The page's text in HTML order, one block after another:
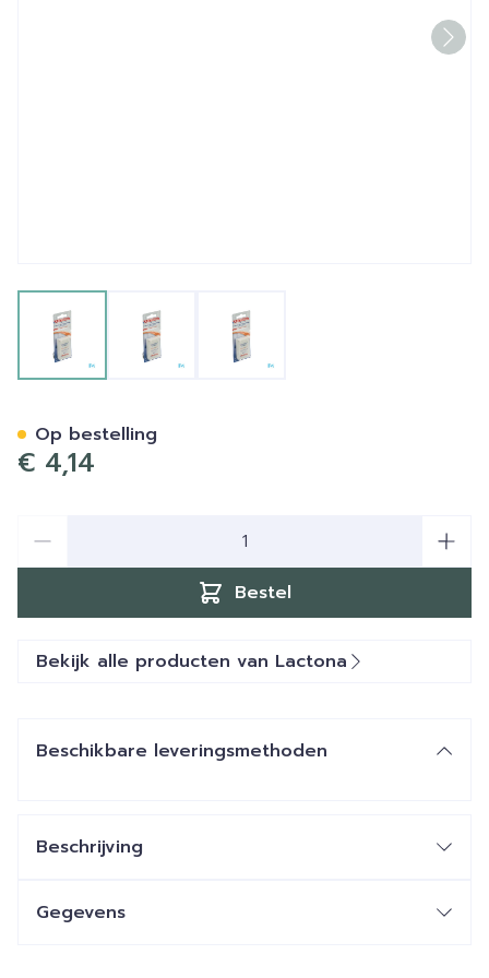
View larger imageView larger imageView larger image
€ 4,14
Bestel
Op bestelling
Bekijk alle producten van Lactona
Beschikbare leveringsmethoden
Beschrijving
Gegevens